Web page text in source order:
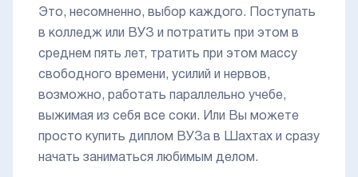
Это, несомненно, выбор каждого. Поступать
в колледж или ВУЗ и потратить при этом в
среднем пять лет, тратить при этом массу
свободного времени, усилий и нервов,
возможно, работать параллельно учебе,
выжимая из себя все соки. Или Вы можете
просто купить диплом ВУЗа в Шахтах и сразу
начать заниматься любимым делом.